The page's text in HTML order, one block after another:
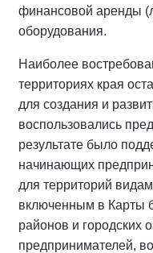
финансовой аренды
оборудования.
Наиболее
территориях края
для создания и
воспользовались
результате было
начинающих
для территорий
включенным в Карты
районов и городских
предпринимателей,